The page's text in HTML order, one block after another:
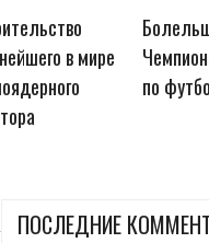
в мире
по
ПОСЛЕДНИЕ